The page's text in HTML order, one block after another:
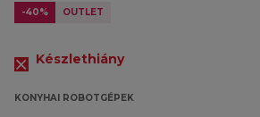
-40% OUTLET
Készlethiány
KONYHAI ROBOTGÉPEK